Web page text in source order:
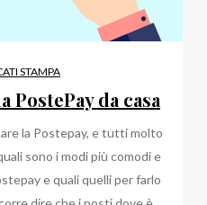
STAMPA
PostePay da casa
la Postepay, e tutti molto
sono i modi più comodi e
e quali quelli per farlo